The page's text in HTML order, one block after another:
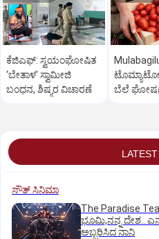
ಕೆಜಿಎಫ್‌: ಸ್ವಯಂಘೋಷಿತ
‘ಬೇತಾಳ’ ಸ್ವಾಮೀಜಿ
ಬಂಧನ, ಶಿಷ್ಯರ ವಿಚಾರಣೆ
ಬೆಲೆ
ಸೌತ್‌ ಸಿನಿಮಾ
The Paradise
ಭೂಮಿ,ನನ್ನ ದೇಶ..
ಅಬ್ಬರಿಸಿದ ನಾನಿ